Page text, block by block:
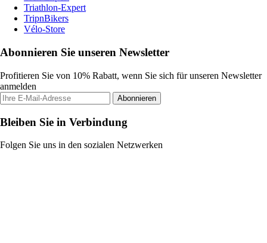
Triathlon-Expert
TripnBikers
Vélo-Store
Abonnieren Sie unseren Newsletter
Profitieren Sie von 10% Rabatt, wenn Sie sich für unseren Newsletter
anmelden
Abonnieren
Bleiben Sie in Verbindung
Folgen Sie uns in den sozialen Netzwerken